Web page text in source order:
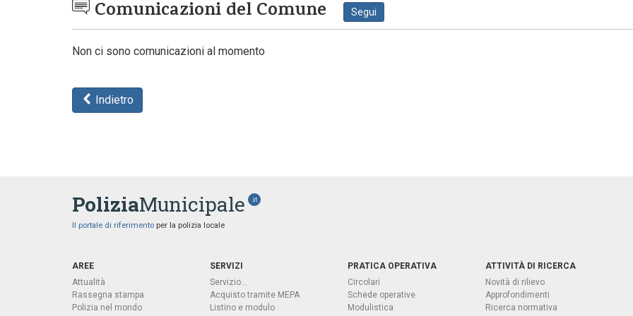
Comunicazioni del Comune Segui
Non ci sono comunicazioni al momento
Indietro
PoliziaMunicipale .it
Il portale di riferimento per la polizia locale
AREE
Attualità
Rassegna stampa
Polizia nel mondo
SERVIZI
Servizio...
Acquisto tramite MEPA
Listino e modulo
PRATICA OPERATIVA
Circolari
Schede operative
Modulistica
ATTIVITÀ DI RICERCA
Novità di rilievo
Approfondimenti
Ricerca normativa